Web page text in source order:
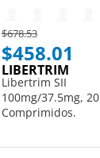
Price reduced from
$678.53to
$458.01
LIBERTRIM
Libertrim SII
100mg/37.5mg, 20
Comprimidos.